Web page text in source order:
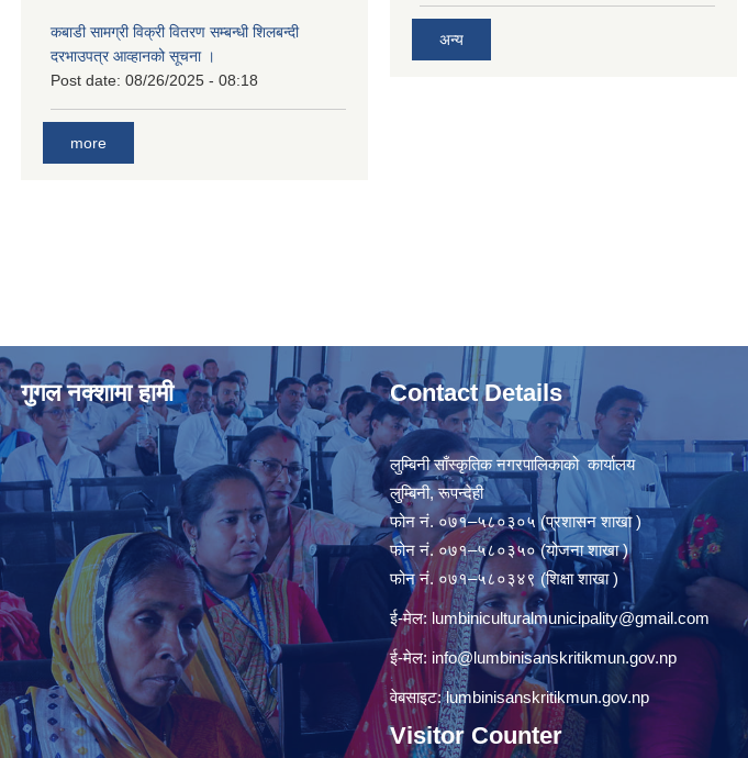
कबाडी सामग्री विक्री वितरण सम्बन्धी शिलबन्दी
दरभाउपत्र आव्हानको सूचना ।
Post date: 08/26/2025 - 08:18
more
अन्य
गुगल नक्शामा हामी Contact Details
लुम्बिनी साँस्कृतिक नगरपालिकाको कार्यालय
लुम्बिनी, रूपन्देही
फोन नं. ०७१–५८०३०५ (प्रशासन शाखा )
फोन नं. ०७१–५८०३५० (योजना शाखा )
फोन नं. ०७१–५८०३४९ (शिक्षा शाखा )
ई-मेल: lumbiniculturalmunicipality@gmail.com
ई-मेल: info@lumbinisanskritikmun.gov.np
वेबसाइट: lumbinisanskritikmun.gov.np
Visitor Counter